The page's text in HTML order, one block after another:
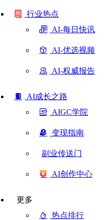
行业热点
AI-每日快讯
AI-优选视频
AI-权威报告
AI成长之路
AIGC学院
变现指南
副业传送门
AI创作中心
更多
热点排行